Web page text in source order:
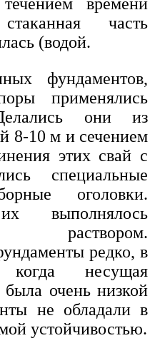
часть
(водой.
фундаментов,
применялись
они из
8-10 м и сечением
этих свай с
специальные
оголовки.
выполнялось
раствором.
редко, в
когда несущая
была очень низкой
не обладали в
устойчивостью.